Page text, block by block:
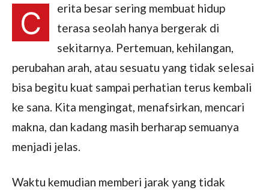
C
erita besar sering membuat hidup
terasa seolah hanya bergerak di
sekitarnya. Pertemuan, kehilangan,
perubahan arah, atau sesuatu yang tidak selesai
bisa begitu kuat sampai perhatian terus kembali
ke sana. Kita mengingat, menafsirkan, mencari
makna, dan kadang masih berharap semuanya
menjadi jelas.
Waktu kemudian memberi jarak yang tidak